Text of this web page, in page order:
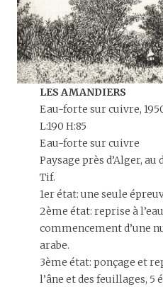
LES AMANDIERS
Eau-forte sur cuivre,
L:190 H:85
Eau-forte sur cuivre
Paysage près d’Alger,
Tif.
1er état: une seule
2ème état: reprise à
commencement d’une
arabe.
3ème état: ponçage et
l’âne et des feuillages, 5